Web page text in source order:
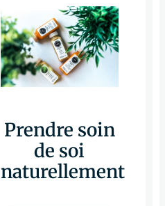
Prendre soin
de soi
naturellement